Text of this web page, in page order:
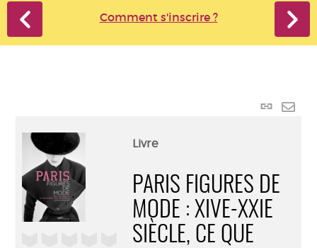
Comment s'inscrire ?
Lien
Livre
PARIS FIGURES DE
MODE : XIVE-XXIE
SIÈCLE, CE QUE